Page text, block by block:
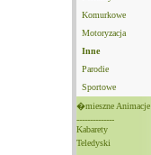
Komurkowe
Motoryzacja
Inne
Parodie
Sportowe
�mieszne Animacje
--------------
Kabarety
Teledyski